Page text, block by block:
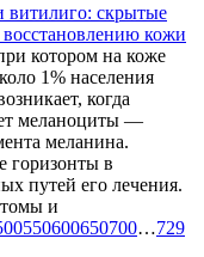
витилиго: скрытые
кожи
котором на коже
1% населения
когда
меланоциты —
меланина.
горизонты в
путей его лечения.
и
550600650700…729